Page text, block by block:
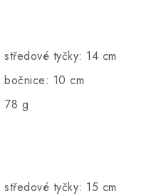
středové tyčky: 14 cm
bočnice: 10 cm
78 g
středové tyčky: 15 cm